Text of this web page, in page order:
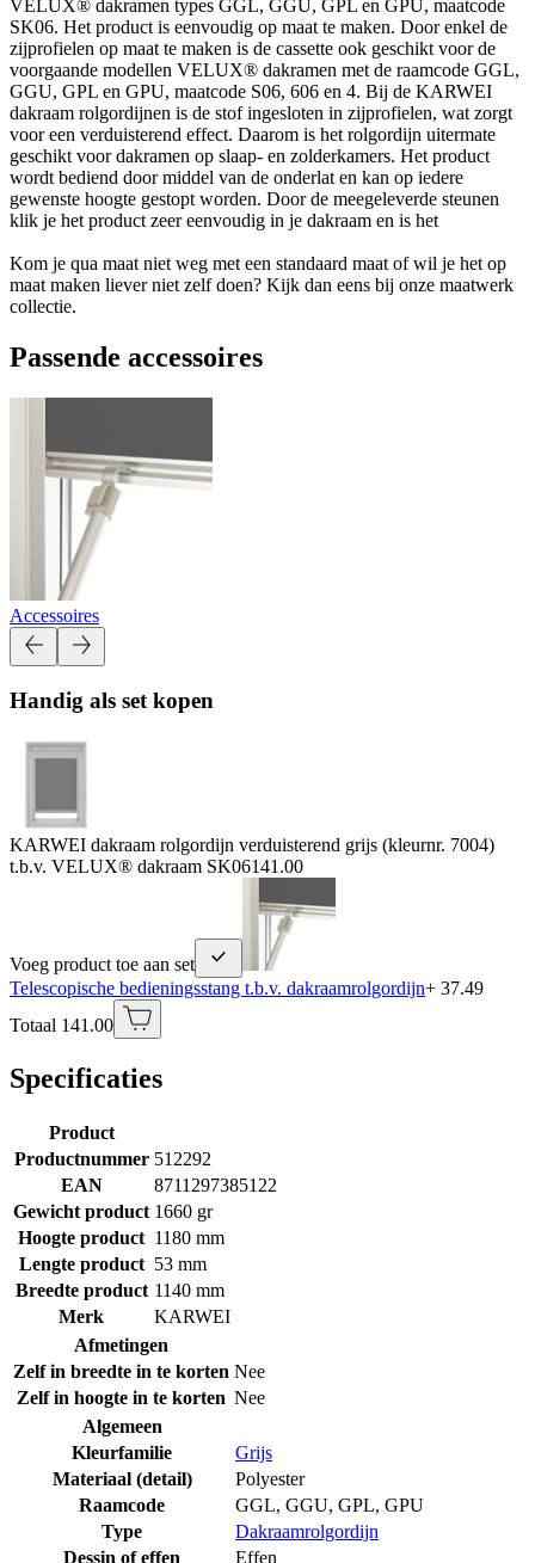
VELUX® dakramen types GGL, GGU, GPL en GPU, maatcode
SK06. Het product is eenvoudig op maat te maken. Door enkel de
zijprofielen op maat te maken is de cassette ook geschikt voor de
voorgaande modellen VELUX® dakramen met de raamcode GGL,
GGU, GPL en GPU, maatcode S06, 606 en 4. Bij de KARWEI
dakraam rolgordijnen is de stof ingesloten in zijprofielen, wat zorgt
voor een verduisterend effect. Daarom is het rolgordijn uitermate
geschikt voor dakramen op slaap- en zolderkamers. Het product
wordt bediend door middel van de onderlat en kan op iedere
gewenste hoogte gestopt worden. Door de meegeleverde steunen
klik je het product zeer eenvoudig in je dakraam en is het
Kom je qua maat niet weg met een standaard maat of wil je het op
maat maken liever niet zelf doen? Kijk dan eens bij onze maatwerk
collectie.
Passende accessoires
Accessoires
Handig als set kopen
KARWEI dakraam rolgordijn verduisterend grijs (kleurnr. 7004)
t.b.v. VELUX® dakraam SK06141.00
Voeg product toe aan set
Telescopische bedieningsstang t.b.v. dakraamrolgordijn+ 37.49
Totaal 141.00
Specificaties
Product
Productnummer 512292
EAN
8711297385122
Gewicht product 1660 gr
Hoogte product 1180 mm
Lengte product 53 mm
Breedte product 1140 mm
Merk
KARWEI
Afmetingen
Zelf in breedte in te korten Nee
Zelf in hoogte in te korten Nee
Algemeen
Kleurfamilie
Grijs
Materiaal (detail)
Polyester
Raamcode
GGL, GGU, GPL, GPU
Type
Dakraamrolgordijn
Dessin of effen
Effen